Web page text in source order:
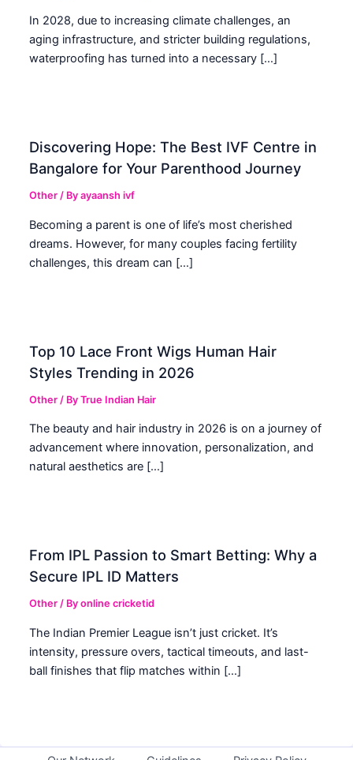
In 2028, due to increasing climate challenges, an
aging infrastructure, and stricter building regulations,
waterproofing has turned into a necessary […]
Discovering Hope: The Best IVF Centre in
Bangalore for Your Parenthood Journey
Other / Byayaansh ivf
Becoming a parent is one of life’s most cherished
dreams. However, for many couples facing fertility
challenges, this dream can […]
Top 10 Lace Front Wigs Human Hair
Styles Trending in 2026
Other / ByTrue Indian Hair
The beauty and hair industry in 2026 is on a journey of
advancement where innovation, personalization, and
natural aesthetics are […]
From IPL Passion to Smart Betting: Why a
Secure IPL ID Matters
Other / Byonline cricketid
The Indian Premier League isn’t just cricket. It’s
intensity, pressure overs, tactical timeouts, and last-
ball finishes that flip matches within […]